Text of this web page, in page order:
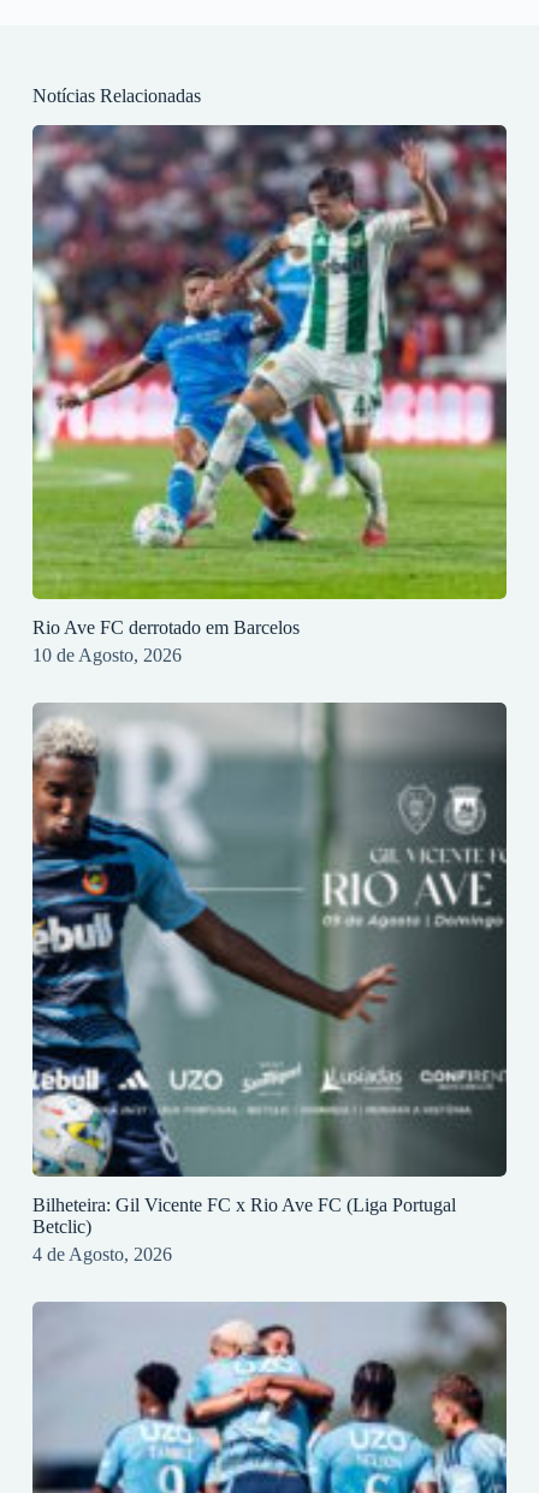
Notícias Relacionadas
Rio Ave FC derrotado em Barcelos
10 de Agosto, 2026
Bilheteira: Gil Vicente FC x Rio Ave FC (Liga Portugal
Betclic)
4 de Agosto, 2026